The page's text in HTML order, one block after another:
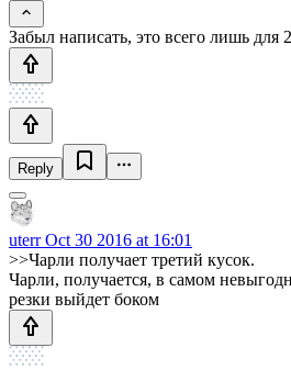
Забыл написать, это всего лишь для
Reply
uterrOct 30 2016 at 16:01
>>Чарли получает третий кусок.
Чарли, получается, в самом
резки выйдет боком